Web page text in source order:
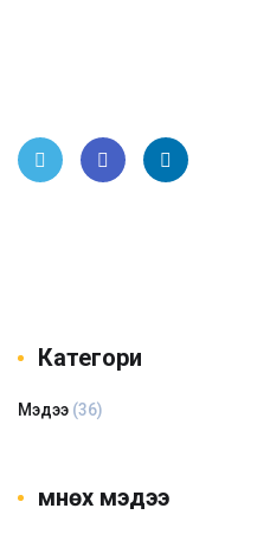
Категори
Мэдээ (36)
Өмнөх мэдээ